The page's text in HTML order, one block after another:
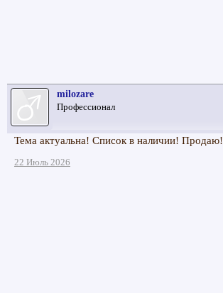
milozare
Профессионал
Тема актуальна! Список в наличии! Продаю!
22 Июль 2026